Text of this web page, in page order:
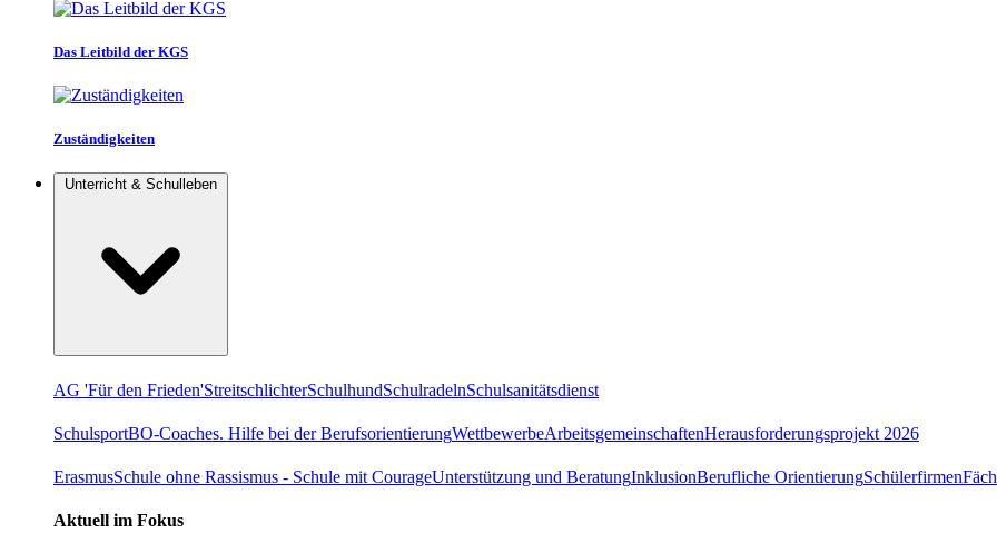
Das Leitbild der KGS
Zuständigkeiten
Unterricht & Schulleben
AG 'Für den Frieden'StreitschlichterSchulhundSchulradelnSchulsanitätsdienst
SchulsportBO-Coaches. Hilfe bei der BerufsorientierungWettbewerbeArbeitsgemeinschaftenHerausforderungsprojekt 2026
ErasmusSchule ohne Rassismus - Schule mit CourageUnterstützung und BeratungInklusionBerufliche OrientierungSchülerfirmen
Aktuell im Fokus